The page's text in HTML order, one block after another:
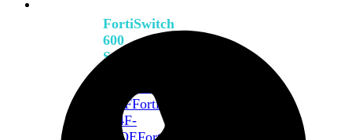
FortiSwitch
600
Series
624FFortiSwitch
624F-
FPOEFortiSwitch